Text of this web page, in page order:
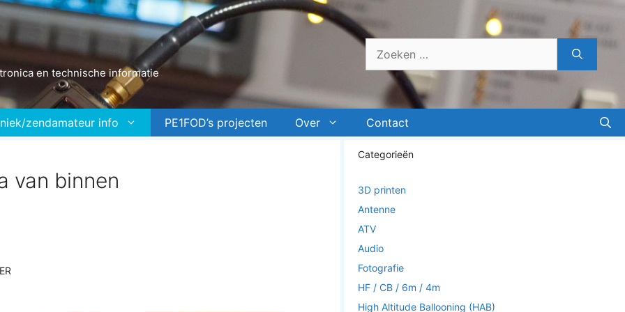
en technische informatie
Zoek
naar:
zendamateur info PE1FOD’s projecten Over Contact
van binnen
Categorieën
3D printen
Antenne
ATV
Audio
Fotografie
HF / CB / 6m / 4m
High Altitude Ballooning (HAB)